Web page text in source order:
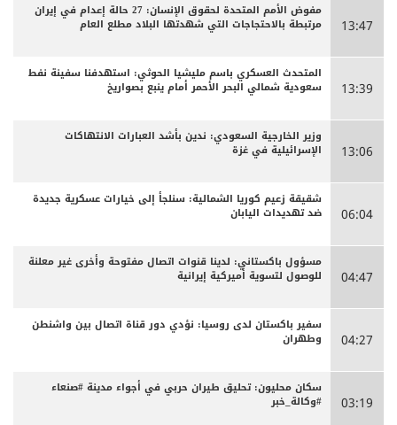
13:47
مفوض الأمم المتحدة لحقوق الإنسان: 27 حالة إعدام في إيران
مرتبطة بالاحتجاجات التي شهدتها البلاد مطلع العام
13:39
المتحدث العسكري باسم مليشيا الحوثي: استهدفنا سفينة نفط
سعودية شمالي البحر الأحمر أمام ينبع بصواريخ
13:06
وزير الخارجية السعودي: ندين بأشد العبارات الانتهاكات
الإسرائيلية في غزة
06:04
شقيقة زعيم كوريا الشمالية: سنلجأ إلى خيارات عسكرية جديدة
ضد تهديدات اليابان
04:47
مسؤول باكستاني: لدينا قنوات اتصال مفتوحة وأخرى غير معلنة
للوصول لتسوية أميركية إيرانية
04:27
سفير باكستان لدى روسيا: نؤدي دور قناة اتصال بين واشنطن
وطهران
03:19
سكان محليون: تحليق طيران حربي في أجواء مدينة #صنعاء
#وكالة_خبر